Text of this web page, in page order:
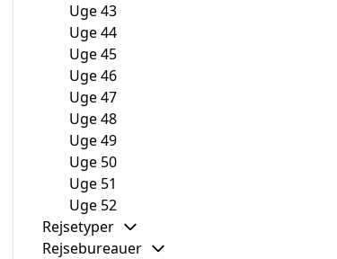
Uge 43
Uge 44
Uge 45
Uge 46
Uge 47
Uge 48
Uge 49
Uge 50
Uge 51
Uge 52
Rejsetyper
Rejsebureauer